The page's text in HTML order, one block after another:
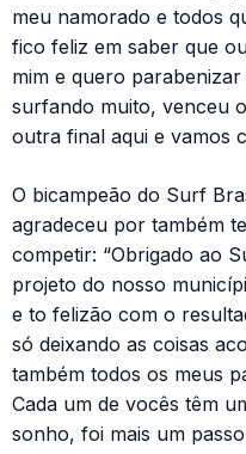
meu namorado e todos
fico feliz em saber que
mim e quero
surfando muito, venceu
outra final aqui e vamos
O bicampeão do Surf
agradeceu por também
competir: “Obrigado ao
projeto do nosso
e to felizão com o
só deixando as coisas
também todos os meus
Cada um de vocês têm
sonho, foi mais um